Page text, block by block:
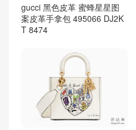
gucci 黑色皮革 蜜蜂星星图
案皮革手拿包 495066 DJ2K
T 8474